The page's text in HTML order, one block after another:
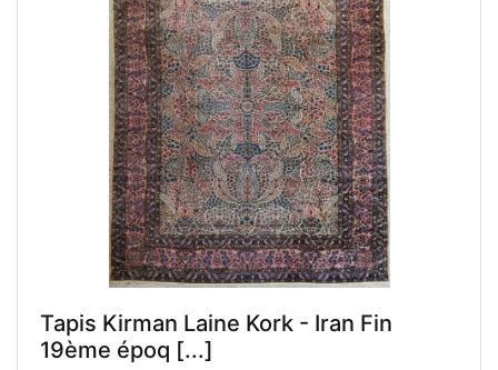
Tapis Kirman Laine Kork - Iran Fin
19ème époq [...]